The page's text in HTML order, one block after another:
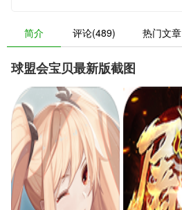
简介 评论(489) 热门文章
球盟会宝贝最新版截图